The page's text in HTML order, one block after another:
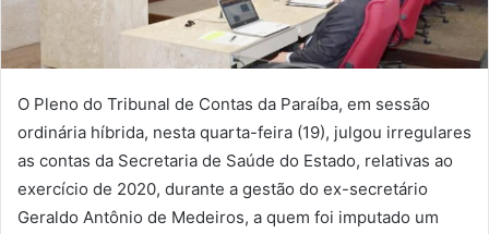
-
m
a
O Pleno do Tribunal de Contas da Paraíba, em sessão
ordinária híbrida, nesta quarta-feira (19), julgou irregulares
as contas da Secretaria de Saúde do Estado, relativas ao
exercício de 2020, durante a gestão do ex-secretário
Geraldo Antônio de Medeiros, a quem foi imputado um